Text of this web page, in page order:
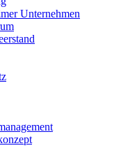
Unternehmen